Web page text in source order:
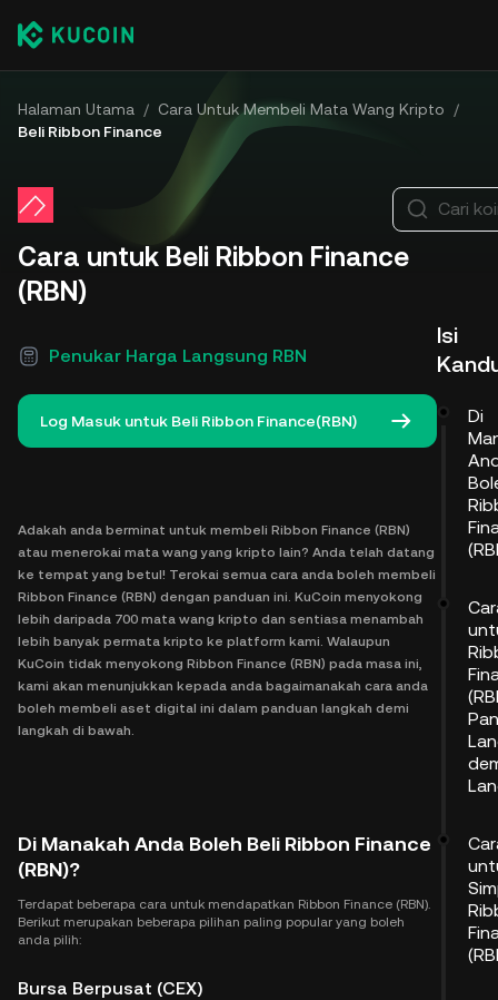
Halaman Utama / Cara Untuk Membeli Mata Wang Kripto
/
Beli Ribbon Finance
Cara untuk Beli Ribbon Finance
(RBN)
Penukar Harga Langsung RBN
Log Masuk untuk Beli Ribbon Finance(RBN)
Adakah anda berminat untuk membeli Ribbon Finance (RBN)
atau menerokai mata wang yang kripto lain? Anda telah datang
ke tempat yang betul! Terokai semua cara anda boleh membeli
Ribbon Finance (RBN) dengan panduan ini. KuCoin menyokong
lebih daripada 700 mata wang kripto dan sentiasa menambah
lebih banyak permata kripto ke platform kami. Walaupun
KuCoin tidak menyokong Ribbon Finance (RBN) pada masa ini,
kami akan menunjukkan kepada anda bagaimanakah cara anda
boleh membeli aset digital ini dalam panduan langkah demi
langkah di bawah.
Di Manakah Anda Boleh Beli Ribbon Finance
(RBN)?
Terdapat beberapa cara untuk mendapatkan Ribbon Finance (RBN).
Berikut merupakan beberapa pilihan paling popular yang boleh
anda pilih:
Bursa Berpusat (CEX)
Cari
Isi
Di